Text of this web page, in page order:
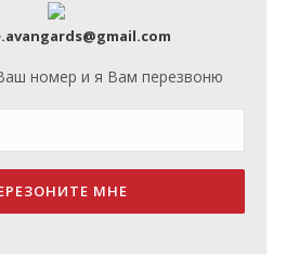
номер и я Вам перезвоню
МНЕ